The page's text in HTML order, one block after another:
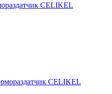
CELIKEL